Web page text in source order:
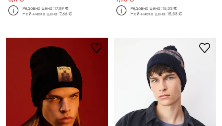
Редовна цена:17,89 €
Най-ниска цена:7,66 €
Редовна цена:15,33 €
Най-ниска цена:15,33 €